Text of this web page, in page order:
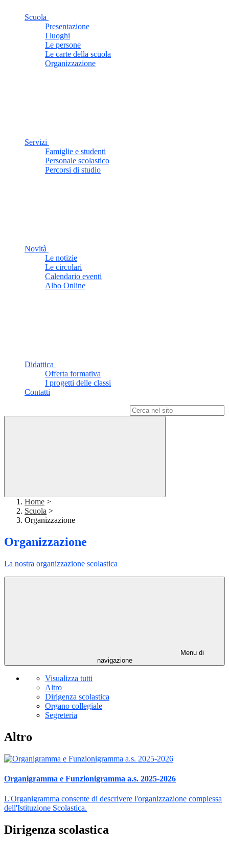
Scuola
Presentazione
I luoghi
Le persone
Le carte della scuola
Organizzazione
Servizi
Famiglie e studenti
Personale scolastico
Percorsi di studio
Novità
Le notizie
Le circolari
Calendario eventi
Albo Online
Didattica
Offerta formativa
I progetti delle classi
Contatti
Home >
Scuola >
Organizzazione
Organizzazione
La nostra organizzazione scolastica
Menu di
navigazione
Visualizza tutti
Altro
Dirigenza scolastica
Organo collegiale
Segreteria
Altro
Organigramma e Funzionigramma a.s. 2025-2026
L'Organigramma consente di descrivere l'organizzazione complessa
dell'Istituzione Scolastica.
Dirigenza scolastica